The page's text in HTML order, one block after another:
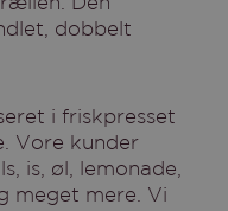
Den
dobbelt
Vore kunder
is, øl, lemonade,
meget mere. Vi